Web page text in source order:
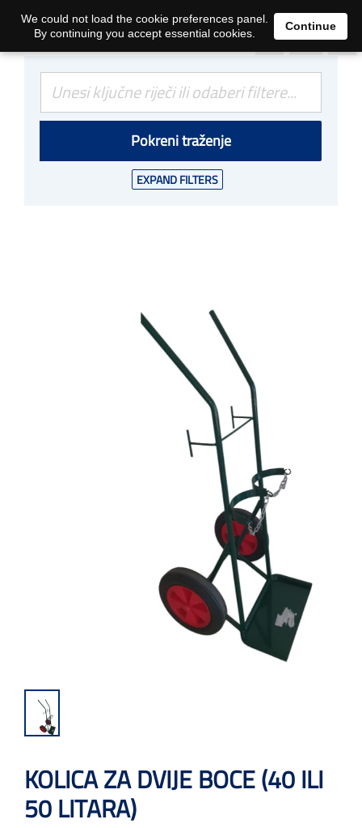
0
Pokreni traženje
EXPAND FILTERS
KOLICA ZA DVIJE BOCE (40 ILI
50 LITARA)
We could not load the cookie preferences panel.
By continuing you accept essential cookies.
Continue